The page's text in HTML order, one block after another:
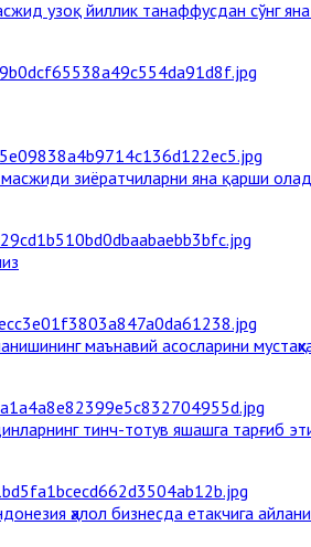
узоқ йиллик танаффусдан сўнг
зиёратчиларни яна қарши
маънавий асосларини
тинч-тотув яшашга тарғиб
ҳалол бизнесда етакчига